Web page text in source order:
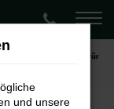
Kamiq Jahreswagen für
und unsere